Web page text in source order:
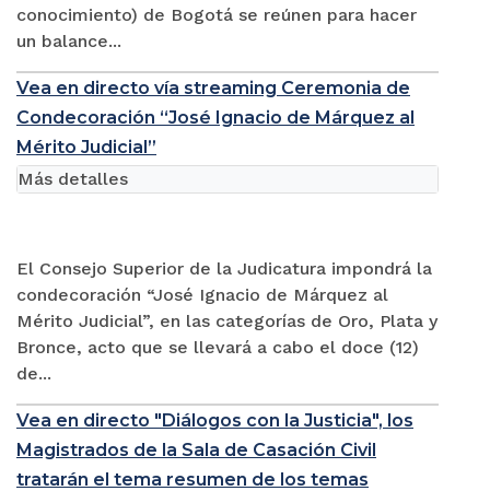
conocimiento) de Bogotá se reúnen para hacer
un balance...
Vea en directo vía streaming Ceremonia de
Condecoración “José Ignacio de Márquez al
Mérito Judicial”
El Consejo Superior de la Judicatura impondrá la
condecoración “José Ignacio de Márquez al
Mérito Judicial”, en las categorías de Oro, Plata y
Bronce, acto que se llevará a cabo el doce (12)
de...
Más detalles
Vea en directo "Diálogos con la Justicia", los
Magistrados de la Sala de Casación Civil
tratarán el tema resumen de los temas